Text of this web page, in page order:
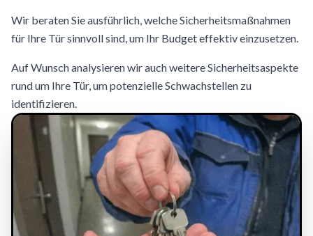
Wir beraten Sie ausführlich, welche Sicherheitsmaßnahmen
für Ihre Tür sinnvoll sind, um Ihr Budget effektiv einzusetzen.
Auf Wunsch analysieren wir auch weitere Sicherheitsaspekte
rund um Ihre Tür, um potenzielle Schwachstellen zu
identifizieren.